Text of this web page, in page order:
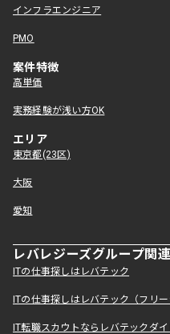
インフラエンジニア
PMO
案件特徴
高単価
実務経験が浅い方OK
エリア
東京都(23区)
大阪
愛知
レバレジーズグループ関
ITの仕事探しはレバテック
ITの仕事探しはレバテック（フリ
IT転職スカウトならレバテックダイ